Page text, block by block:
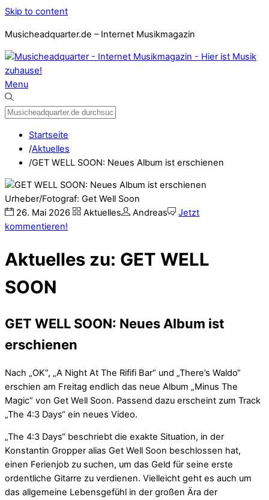
Skip to content
Musicheadquarter.de – Internet Musikmagazin
Menu
Startseite
/Aktuelles
/GET WELL SOON: Neues Album ist erschienen
Urheber/Fotograf: Get Well Soon
26. Mai 2026 Aktuelles Andreas
Jetzt
kommentieren!
Aktuelles zu: GET WELL
SOON
GET WELL SOON: Neues Album ist
erschienen
Nach „OK“, „A Night At The Rififi Bar“ und „There’s Waldo“
erschien am Freitag endlich das neue Album „Minus The
Magic“ von Get Well Soon. Passend dazu erscheint zum Track
„The 4:3 Days“ ein neues Video.
„The 4:3 Days“ beschriebt die exakte Situation, in der
Konstantin Gropper alias Get Well Soon beschlossen hat,
einen Ferienjob zu suchen, um das Geld für seine erste
ordentliche Gitarre zu verdienen. Vielleicht geht es auch um
das allgemeine Lebensgefühl in der großen Ära der